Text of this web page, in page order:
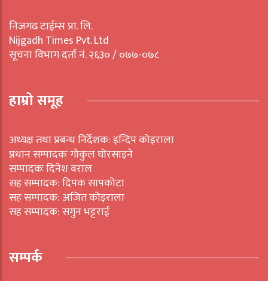
निजगढ टाईम्स प्रा. लि.
Nijgadh Times Pvt. Ltd
सूचना विभाग दर्ता नं. २६३० / ०७७-०७८
हाम्रो समूह
अध्यक्ष तथा प्रबन्ध निर्देशक: इन्दिप कोइराला
प्रधान सम्पादकः गोकुल घोरसाइने
सम्पादकः दिनेश वराल
सह सम्पादक: दिपक सापकोटा
सह सम्पादक: अजित कोइराला
सह सम्पादक: सगुन भट्टराई
सम्पर्क